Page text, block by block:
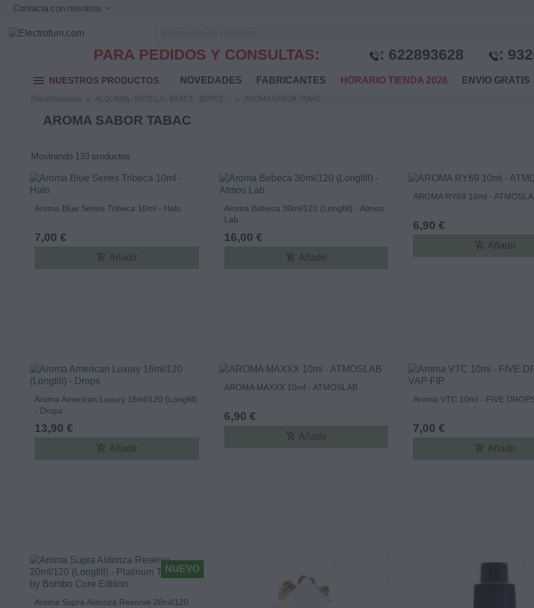
Contacta con nosotros keyboard_arrow_down
PARA PEDIDOS Y CONSULTAS: : 622893628 :
menu NUESTROS PRODUCTOS NOVEDADES FABRICANTES HORARIO TIENDA 2026 ENVIO GRATIS
Electrofum.com ALQUIMIA - MEZCLA - BASES - BOTES ... AROMA SABOR TABAC
AROMA SABOR TABAC
Mostrando 133 productos
Aroma Blue Series Tribeca 10ml - Halo
7,00 €
add_shopping_cart Añadir
Aroma Bebeca 30ml/120 (Longfill) - Atmos
Lab
16,00 €
add_shopping_cart Añadir
AROMA RY69 10ml -
6,90 €
add_shopping_cart Añadir
Aroma American Luxury 16ml/120 (Longfill)
- Drops
13,90 €
add_shopping_cart Añadir
AROMA MAXXX 10ml - ATMOSLAB
6,90 €
add_shopping_cart Añadir
Aroma VTC 10ml - FIVE
7,00 €
add_shopping_cart Añadir
Aroma Supra Aldonza Reserve 20ml/120
NUEVO